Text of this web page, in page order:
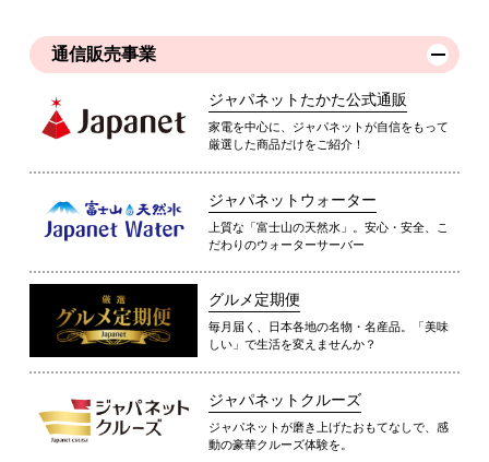
通信販売事業
ジャパネットたかた公式通販
家電を中心に、ジャパネットが自信をもって
厳選した商品だけをご紹介！
ジャパネットウォーター
上質な「富士山の天然水」。安心・安全、こ
だわりのウォーターサーバー
グルメ定期便
毎月届く、日本各地の名物・名産品。「美味
しい」で生活を変えませんか？
ジャパネットクルーズ
ジャパネットが磨き上げたおもてなしで、感
動の豪華クルーズ体験を。